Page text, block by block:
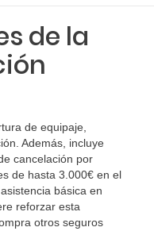
de la
de equipaje,
Además, incluye
cancelación por
de hasta 3.000€ en el
básica en
reforzar esta
otros seguros